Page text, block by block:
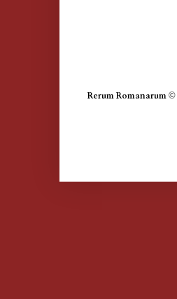
Rerum Romanarum ©